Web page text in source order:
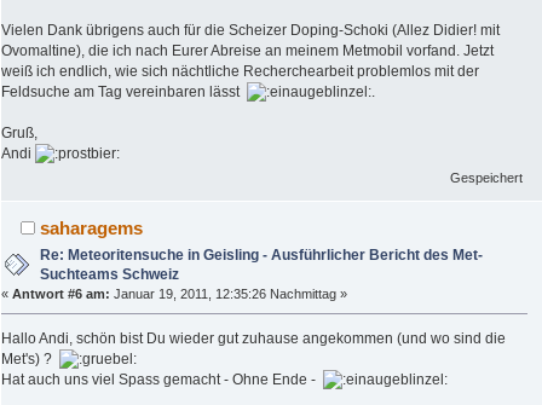
Vielen Dank übrigens auch für die Scheizer Doping-Schoki (Allez Didier! mit
Ovomaltine), die ich nach Eurer Abreise an meinem Metmobil vorfand. Jetzt
weiß ich endlich, wie sich nächtliche Recherchearbeit problemlos mit der
Feldsuche am Tag vereinbaren lässt
.
Gruß,
Andi
Gespeichert
saharagems
Re: Meteoritensuche in Geisling - Ausführlicher Bericht des Met-
Suchteams Schweiz
« Antwort #6 am: Januar 19, 2011, 12:35:26 Nachmittag »
Hallo Andi, schön bist Du wieder gut zuhause angekommen (und wo sind die
Met's) ?
Hat auch uns viel Spass gemacht - Ohne Ende -